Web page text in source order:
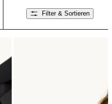
Filter & Sortieren